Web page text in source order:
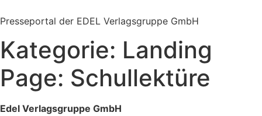
Inhalt
Presseportal der EDEL Verlagsgruppe GmbH
Kategorie: Landing
Page: Schullektüre
Edel Verlagsgruppe GmbH